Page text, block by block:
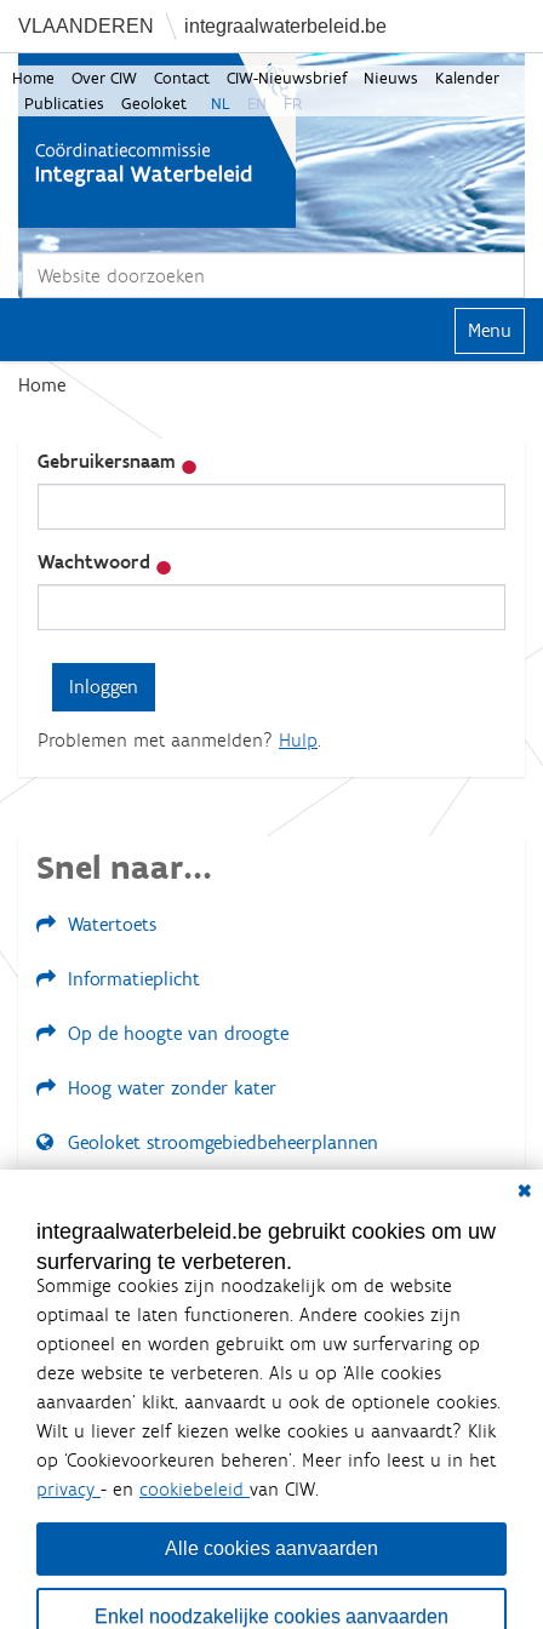
VLAANDEREN integraalwaterbeleid.be
Zoek
Home Over CIW Contact CIW-Nieuwsbrief Nieuws
Kalender
Publicaties
Geoloket NL EN FR
Klap
Home
Gebruikersnaam
Wachtwoord
Problemen met aanmelden? Hulp
Snel naar...
Watertoets
Informatieplicht
Op de hoogte van droogte
Hoog water zonder kater
Geoloket stroomgebiedbeheerplannen
LOGIN VEREIST
integraalwaterbeleid.be gebruikt cookies om uw
surfervaring te verbeteren.
Sommige cookies zijn noodzakelijk om de website
optimaal te laten functioneren. Andere cookies zijn
optioneel en worden gebruikt om uw surfervaring op
deze website te verbeteren. Als u op ‘Alle cookies
aanvaarden’ klikt, aanvaardt u ook de optionele cookies.
Wilt u liever zelf kiezen welke cookies u aanvaardt? Klik
op ‘Cookievoorkeuren beheren’. Meer info leest u in het
privacy - en cookiebeleid van CIW.
Alle cookies aanvaarden
Enkel noodzakelijke cookies aanvaarden
Integraalwaterbeleid.be is een
officiële website van de Vlaamse
overheid
uitgegeven door Coördinatiecommissie Integraal
Waterbeleid
De Coördinatiecommissie Integraal Waterbeleid (CIW) is een
bestuursniveaus die bij het waterbeleid betrokken zijn. Ook
waterbedrijven nemen deel aan het overleg. Deze
samenwerking zorgt voor een gecoördineerde en
geïntegreerde aanpak van het waterbeleid en waterbeheer
in Vlaanderen.